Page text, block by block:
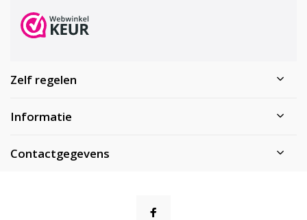
Zelf regelen
Informatie
Contactgegevens